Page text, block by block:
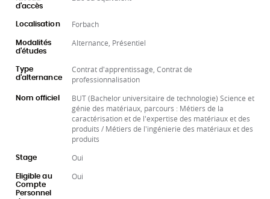
d'accès
Localisation Forbach
Modalités
d'études
Alternance, Présentiel
Type
d'alternance
Contrat d'apprentissage, Contrat de
professionnalisation
Nom officiel
BUT (Bachelor universitaire de technologie) Science et
génie des matériaux, parcours : Métiers de la
caractérisation et de l'expertise des matériaux et des
produits / Métiers de l'ingénierie des matériaux et des
produits
Stage Oui
Eligible au
Compte
Personnel
Oui